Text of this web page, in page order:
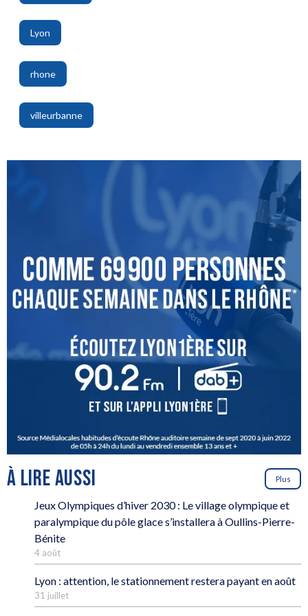
,
Lyon
,
rhone
,
villeurbanne
À LIRE AUSSI Plus
Jeux Olympiques d’hiver 2030 : Le village olympique et
paralympique du pôle glace s’installera à Oullins-Pierre-
Bénite
4 août
Lyon : attention, le stationnement restera payant en août
31 juillet